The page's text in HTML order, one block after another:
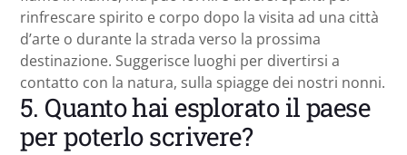
rinfrescare spirito e corpo dopo la visita ad una città
d’arte o durante la strada verso la prossima
destinazione. Suggerisce luoghi per divertirsi a
contatto con la natura, sulla spiagge dei nostri nonni.
5. Quanto hai esplorato il paese
per poterlo scrivere?